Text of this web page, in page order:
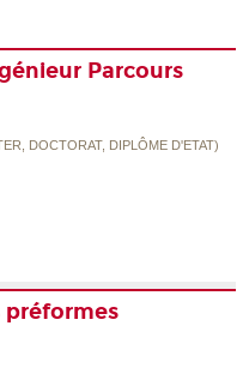
Parcours
DOCTORAT, DIPLÔME D'ETAT)